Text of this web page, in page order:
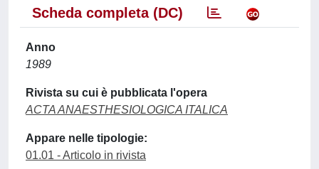
Scheda completa (DC)
Anno
1989
Rivista su cui è pubblicata l'opera
ACTA ANAESTHESIOLOGICA ITALICA
Appare nelle tipologie:
01.01 - Articolo in rivista